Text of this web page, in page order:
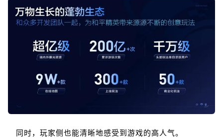
同时，玩家侧也能清晰地感受到游戏的高人气。